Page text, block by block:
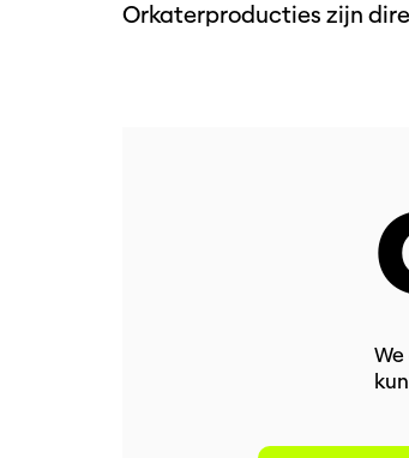
Orkaterproducties zijn